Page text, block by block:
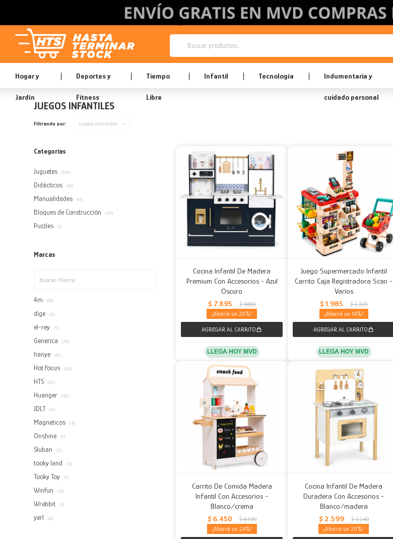
Hogar y
Jardín
Deportes y
Fitness
Tiempo
Libre
Infantil Tecnología Indumentaria y
cuidado personal
JUEGOS INFANTILES
Filtrando por: Juegos Infantiles
Cocina Infantil De Madera
Premium Con Accesorios - Azul
Oscuro
$ 7.895 $ 9.869
20
LLEGA HOY MVD
Juego Supermercado Infantil
Carrito Caja Registradora Scan -
Varios
$ 1.985 $ 2.335
14
LLEGA HOY MVD
Carrito De Comida Madera
Infantil Con Accesorios -
Blanco/crema
$ 6.450 $ 8.599
24
Cocina Infantil De Madera
Duradera Con Accesorios -
Blanco/madera
$ 2.599 $ 3.249
20
Categorías
Juguetes (163)
Didácticos (18)
Manualidades (11)
Bloques de Construcción (24)
Puzzles (1)
Marcas
4m (10)
dige (2)
el-rey (1)
Generica (70)
hanye (11)
Hot focus (25)
HTS (27)
Huanger (25)
JDLT (6)
Magneticos (4)
Onshine (1)
Sluban (7)
tooky land (3)
Tooky Toy (1)
Winfun (21)
Wrebbit (1)
yerl (2)